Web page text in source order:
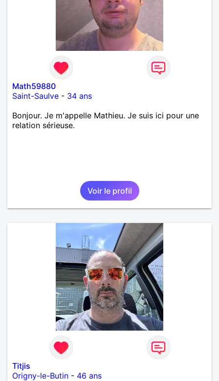
Math59880
Saint-Saulve - 34 ans
Bonjour. Je m'appelle Mathieu. Je suis ici pour une
relation sérieuse.
Voir le profil
Titjis
Origny-le-Butin - 46 ans